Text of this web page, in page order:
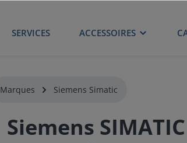
SERVICES ACCESSOIRES
Marques Siemens Simatic
Siemens